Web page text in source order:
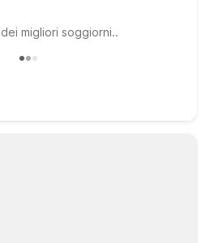
migliori soggiorni..